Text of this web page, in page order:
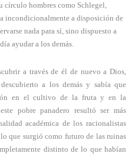
círculo hombres como Schlegel,
incondicionalmente a disposición de
nada para sí, sino dispuesto a
ayudar a los demás.
a través de él de nuevo a Dios,
a los demás y sabía que
en el cultivo de la fruta y en la
pobre panadero resultó ser más
académica de los racionalistas
que surgió como futuro de las ruinas
distinto de lo que habían